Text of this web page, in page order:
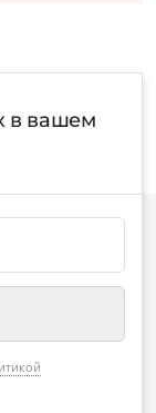
в вашем